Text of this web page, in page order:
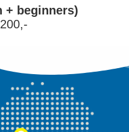
+ beginners)